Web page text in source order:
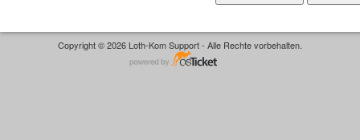
Copyright © 2026 Loth-Kom Support - Alle Rechte vorbehalten.